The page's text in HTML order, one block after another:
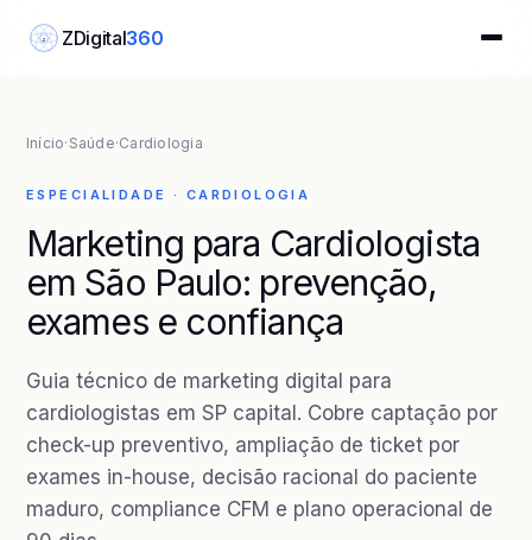
Z ZDigital360
Início· Saúde·Cardiologia
ESPECIALIDADE · CARDIOLOGIA
Marketing para Cardiologista
em São Paulo: prevenção,
exames e confiança
Guia técnico de marketing digital para
cardiologistas em SP capital. Cobre captação por
check-up preventivo, ampliação de ticket por
exames in-house, decisão racional do paciente
maduro, compliance CFM e plano operacional de